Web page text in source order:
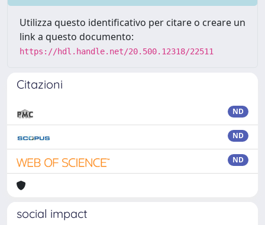
Utilizza questo identificativo per citare o creare un
link a questo documento:
https://hdl.handle.net/20.500.12318/22511
Citazioni
ND
ND
ND
social impact